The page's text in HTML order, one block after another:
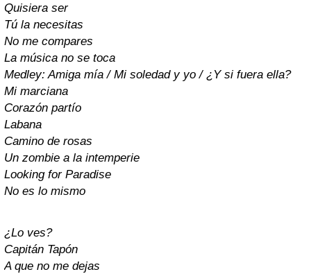
Quisiera ser
Tú la necesitas
No me compares
La música no se toca
Medley: Amiga mía / Mi soledad y yo / ¿Y si fuera ella?
Mi marciana
Corazón partío
Labana
Camino de rosas
Un zombie a la intemperie
Looking for Paradise
No es lo mismo
¿Lo ves?
Capitán Tapón
A que no me dejas